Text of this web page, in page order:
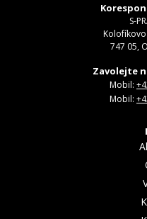
S-
747 05,
Zavolejte
Mobil:
Mobil: